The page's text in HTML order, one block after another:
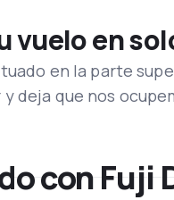
vuelo en
en la parte
deja que nos
con Fuji